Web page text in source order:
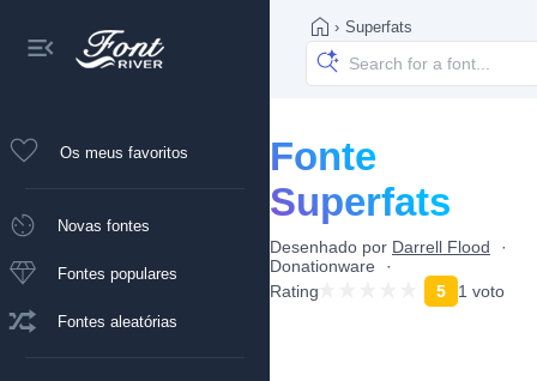
Os meus favoritos
Novas fontes
Fontes populares
Fontes aleatórias
› Superfats
Fonte
Superfats
Desenhado por Darrell Flood
Donationware
Rating
5 1 voto